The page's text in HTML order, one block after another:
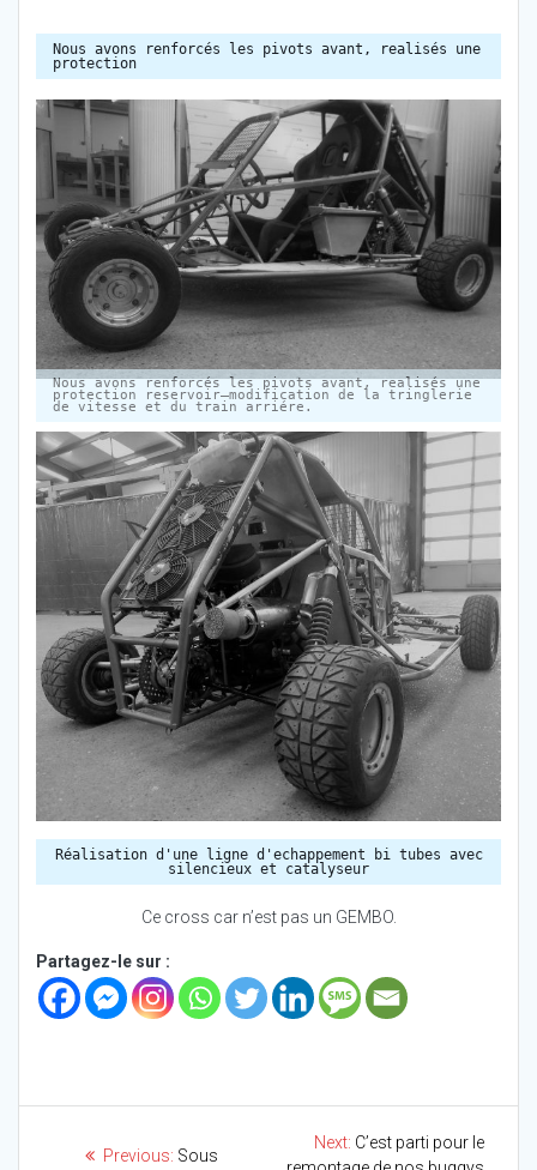
Nous avons renforcés les pivots avant, realisés une
protection
Nous avons renforcés les pivots avant, realisés une
protection reservoir modification de la tringlerie
de vitesse et du train arriére.
Réalisation d'une ligne d'echappement bi tubes avec
silencieux et catalyseur
Ce cross car n’est pas un GEMBO.
Partagez-le sur :
NavigationPrevious: Previous
Sous
Next: Next
C’est parti pour le